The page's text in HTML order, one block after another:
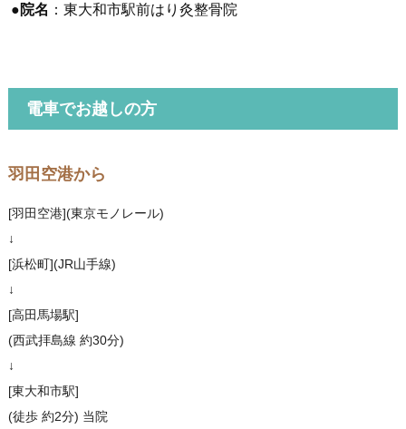
●院名 ：東大和市駅前はり灸整骨院
電車でお越しの方
羽田空港から
[羽田空港](東京モノレール)
↓
[浜松町](JR山手線)
↓
[高田馬場駅]
(西武拝島線 約30分)
↓
[東大和市駅]
(徒歩 約2分) 当院